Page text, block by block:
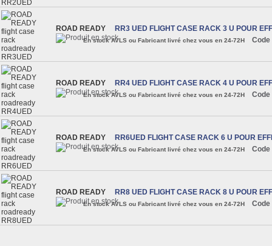
ROAD READY RR3 UED FLIGHT CASE RACK 3 U POUR
En stock AVLS ou Fabricant livré chez vous en 24-72H Code
ROAD READY RR4 UED FLIGHT CASE RACK 4 U POUR
En stock AVLS ou Fabricant livré chez vous en 24-72H Code
ROAD READY RR6UED FLIGHT CASE RACK 6 U POUR
En stock AVLS ou Fabricant livré chez vous en 24-72H Code
ROAD READY RR8 UED FLIGHT CASE RACK 8 U POUR
En stock AVLS ou Fabricant livré chez vous en 24-72H Code